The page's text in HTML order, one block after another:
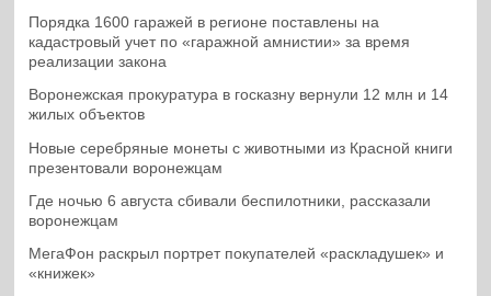
Порядка 1600 гаражей в регионе поставлены на
кадастровый учет по «гаражной амнистии» за время
реализации закона
Воронежская прокуратура в госказну вернули 12 млн и 14
жилых объектов
Новые серебряные монеты с животными из Красной книги
презентовали воронежцам
Где ночью 6 августа сбивали беспилотники, рассказали
воронежцам
МегаФон раскрыл портрет покупателей «раскладушек» и
«книжек»